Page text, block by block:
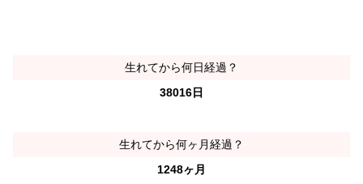
生れてから何日経過？
38016日
生れてから何ヶ月経過？
1248ヶ月